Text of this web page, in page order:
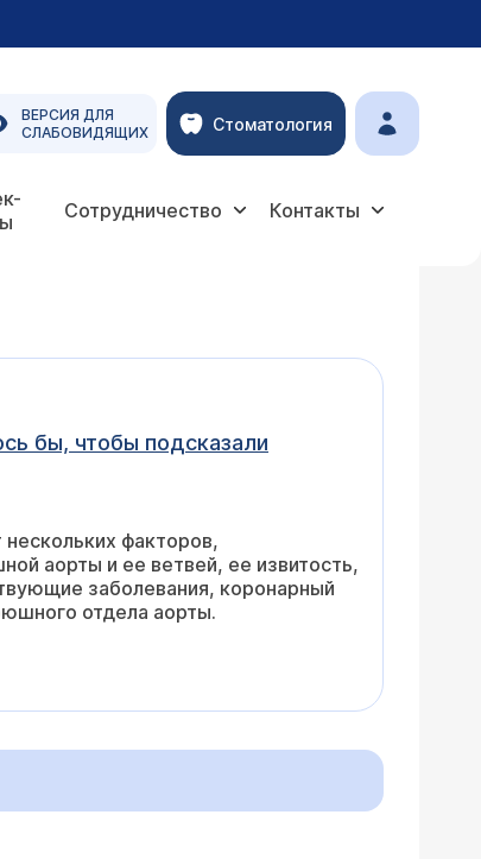
ВЕРСИЯ ДЛЯ
СЛАБОВИДЯЩИХ
Стоматология
Сотрудничество Контакты
бы, чтобы подсказали
факторов,
аорты и ее ветвей, ее извитость,
заболевания, коронарный
отдела аорты.